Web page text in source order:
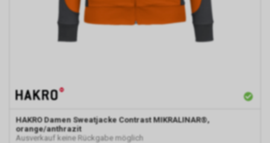
HAKRO Damen Sweatjacke Contrast MIKRALINAR®,
orange/anthrazit
Ausverkauf keine Rückgabe möglich